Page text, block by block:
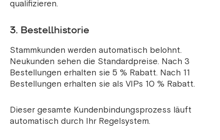
qualifizieren.
3. Bestellhistorie
Stammkunden werden automatisch belohnt.
Neukunden sehen die Standardpreise. Nach 3
Bestellungen erhalten sie 5 % Rabatt. Nach 11
Bestellungen erhalten sie als VIPs 10 % Rabatt.
Dieser gesamte Kundenbindungsprozess läuft
automatisch durch Ihr Regelsystem.